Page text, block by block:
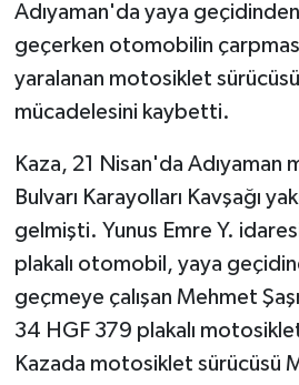
Adıyaman'da yaya geçidinden
geçerken otomobilin
yaralanan motosiklet
mücadelesini kaybetti.
Kaza, 21 Nisan'da Adıyaman
Bulvarı Karayolları Kavşağı
gelmişti. Yunus Emre Y.
plakalı otomobil, yaya
geçmeye çalışan Mehmet
34 HGF 379 plakalı
Kazada motosiklet sürücüsü